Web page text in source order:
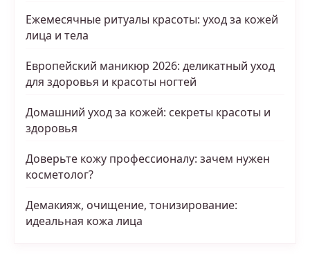
Ежемесячные ритуалы красоты: уход за кожей
лица и тела
Европейский маникюр 2026: деликатный уход
для здоровья и красоты ногтей
Домашний уход за кожей: секреты красоты и
здоровья
Доверьте кожу профессионалу: зачем нужен
косметолог?
Демакияж, очищение, тонизирование:
идеальная кожа лица